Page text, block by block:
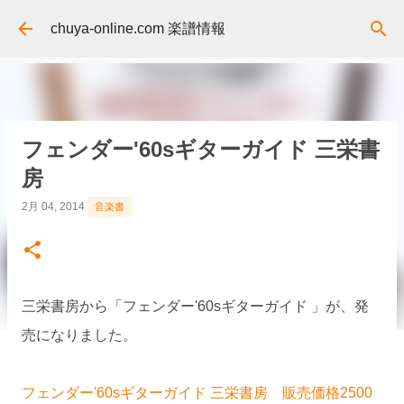
スキップしてメイン コンテンツに移動
chuya-online.com 楽譜情報
フェンダー'60sギターガイド 三栄書
房
2月 04, 2014 音楽書
三栄書房から「フェンダー'60sギターガイド 」が、発
売になりました。
フェンダー'60sギターガイド 三栄書房 販売価格2500